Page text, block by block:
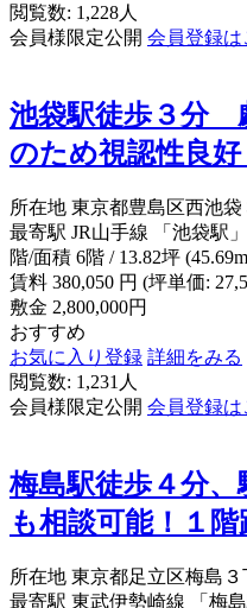
閲覧数: 1,228人
会員様限定公開 会員登録は
池袋駅徒歩３分
のため視認性良好
所在地 東京都豊島区西池袋
最寄駅 JR山手線 「池袋駅
階/面積 6階 / 13.82坪
賃料 380,050 円 (坪単価:
敷金 2,800,000円
おすすめ
お気に入り登録 詳細をみる
閲覧数: 1,231人
会員様限定公開 会員登録は
梅島駅徒歩４分
も相談可能！１階
所在地 東京都足立区梅島３
最寄駅 東武伊勢崎線 「梅